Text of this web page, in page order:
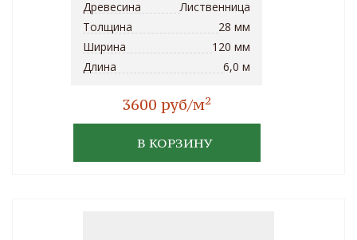
Древесина
Лиственница
Толщина
28 мм
Ширина
120 мм
Длина
6,0 м
3600 руб/м2
В КОРЗИНУ